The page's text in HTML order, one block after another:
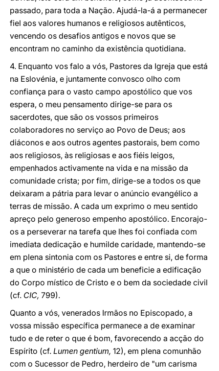
passado, para toda a Nação. Ajudá-la-á a permanecer
fiel aos valores humanos e religiosos autênticos,
vencendo os desafios antigos e novos que se
encontram no caminho da existência quotidiana.
4. Enquanto vos falo a vós, Pastores da Igreja que está
na Eslovénia, e juntamente convosco olho com
confiança para o vasto campo apostólico que vos
espera, o meu pensamento dirige-se para os
sacerdotes, que são os vossos primeiros
colaboradores no serviço ao Povo de Deus; aos
diáconos e aos outros agentes pastorais, bem como
aos religiosos, às religiosas e aos fiéis leigos,
empenhados activamente na vida e na missão da
comunidade crista; por fim, dirige-se a todos os que
deixaram a pátria para levar o anúncio evangélico a
terras de missão. A cada um exprimo o meu sentido
apreço pelo generoso empenho apostólico. Encorajo-
os a perseverar na tarefa que lhes foi confiada com
imediata dedicação e humilde caridade, mantendo-se
em plena sintonia com os Pastores e entre si, de forma
a que o ministério de cada um beneficie a edificação
do Corpo místico de Cristo e o bem da sociedade civil
(cf. CIC, 799).
Quanto a vós, venerados Irmãos no Episcopado, a
vossa missão específica permanece a de examinar
tudo e de reter o que é bom, favorecendo a acção do
Espírito (cf. Lumen gentium, 12), em plena comunhão
com o Sucessor de Pedro, herdeiro de "um carisma